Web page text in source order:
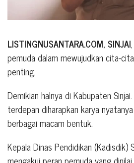
LISTINGNUSANTARA.COM, SINJAI
pemuda dalam mewujudkan cita-
penting.
Demikian halnya di Kabupaten
terdepan diharapkan karya
berbagai macam bentuk.
Kepala Dinas Pendidikan (Kadisdik)